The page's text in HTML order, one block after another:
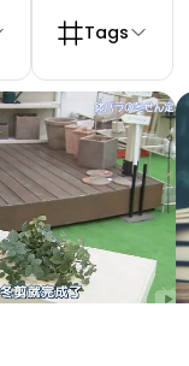
Tags